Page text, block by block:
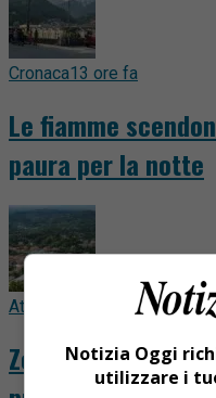
Cronaca13 ore fa
Le fiamme
paura per la notte
Attualità 18 ore fa
Zegna, nuovo
Notizia Oggi
utilizzare i